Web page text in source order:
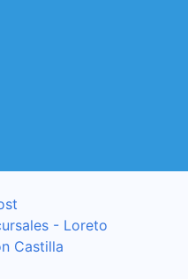
- Loreto
Castilla